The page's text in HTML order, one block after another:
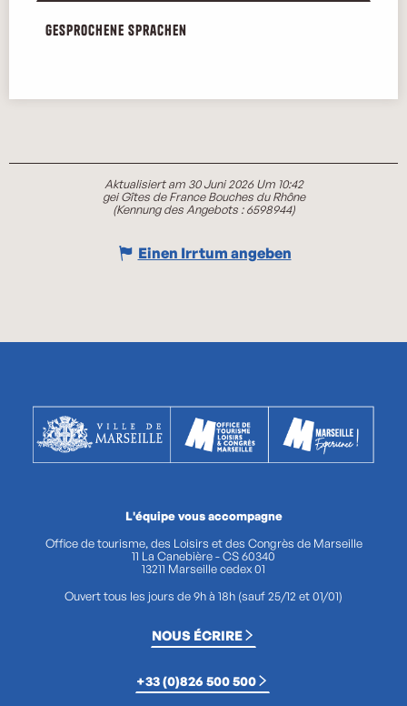
Gesprochene Sprachen
Gesprochene Sprachen
Aktualisiert am 30 Juni 2026 Um 10:42
gei Gîtes de France Bouches du Rhône
(Kennung des Angebots :6598944)
Einen Irrtum angeben
L'équipe vous accompagne
Office de tourisme, des Loisirs et des Congrès de Marseille
11 La Canebière - CS 60340
13211 Marseille cedex 01
Ouvert tous les jours de 9h à 18h (sauf 25/12 et 01/01)
NOUS ÉCRIRE
+33 (0)826 500 500